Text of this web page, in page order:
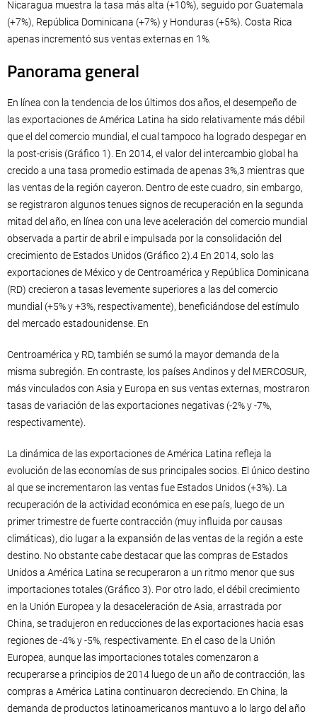
Nicaragua muestra la tasa más alta (+10%), seguido por Guatemala
(+7%), República Dominicana (+7%) y Honduras (+5%). Costa Rica
apenas incrementó sus ventas externas en 1%.
Panorama general
En línea con la tendencia de los últimos dos años, el desempeño de
las exportaciones de América Latina ha sido relativamente más débil
que el del comercio mundial, el cual tampoco ha logrado despegar en
la post-crisis (Gráfico 1). En 2014, el valor del intercambio global ha
crecido a una tasa promedio estimada de apenas 3%,3 mientras que
las ventas de la región cayeron. Dentro de este cuadro, sin embargo,
se registraron algunos tenues signos de recuperación en la segunda
mitad del año, en línea con una leve aceleración del comercio mundial
observada a partir de abril e impulsada por la consolidación del
crecimiento de Estados Unidos (Gráfico 2).4 En 2014, solo las
exportaciones de México y de Centroamérica y República Dominicana
(RD) crecieron a tasas levemente superiores a las del comercio
mundial (+5% y +3%, respectivamente), beneficiándose del estímulo
del mercado estadounidense. En
Centroamérica y RD, también se sumó la mayor demanda de la
misma subregión. En contraste, los países Andinos y del MERCOSUR,
más vinculados con Asia y Europa en sus ventas externas, mostraron
tasas de variación de las exportaciones negativas (-2% y -7%,
respectivamente).
La dinámica de las exportaciones de América Latina refleja la
evolución de las economías de sus principales socios. El único destino
al que se incrementaron las ventas fue Estados Unidos (+3%). La
recuperación de la actividad económica en ese país, luego de un
primer trimestre de fuerte contracción (muy influida por causas
climáticas), dio lugar a la expansión de las ventas de la región a este
destino. No obstante cabe destacar que las compras de Estados
Unidos a América Latina se recuperaron a un ritmo menor que sus
importaciones totales (Gráfico 3). Por otro lado, el débil crecimiento
en la Unión Europea y la desaceleración de Asia, arrastrada por
China, se tradujeron en reducciones de las exportaciones hacia esas
regiones de -4% y -5%, respectivamente. En el caso de la Unión
Europea, aunque las importaciones totales comenzaron a
recuperarse a principios de 2014 luego de un año de contracción, las
compras a América Latina continuaron decreciendo. En China, la
demanda de productos latinoamericanos mantuvo a lo largo del año